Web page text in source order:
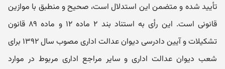
تأیید شده و متضمن این استدلال است، صحیح و منطبق با موازین
قانونی است. این رأی به استناد بند ۲ ماده ۱۲ و ماده ۸۹ قانون
تشکیلات و آیین دادرسی دیوان عدالت اداری مصوب سال ۱۳۹۲ برای
شعب دیوان عدالت اداری و سایر مراجع اداری مربوط در موارد